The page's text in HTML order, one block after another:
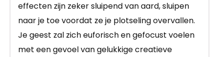
effecten zijn zeker sluipend van aard, sluipen
naar je toe voordat ze je plotseling overvallen.
Je geest zal zich euforisch en gefocust voelen
met een gevoel van gelukkige creatieve